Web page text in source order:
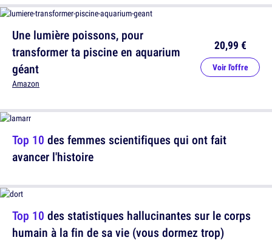
Top 10 des femmes scientifiques qui ont fait
avancer l'histoire
Une lumière poissons, pour
transformer ta piscine en aquarium
géant
Amazon
20,99 €
Voir l'offre
Top 10 des statistiques hallucinantes sur le corps
humain à la fin de sa vie (vous dormez trop)